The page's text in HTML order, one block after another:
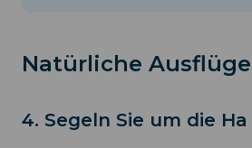
Natürliche Ausflüge
4. Segeln Sie um die